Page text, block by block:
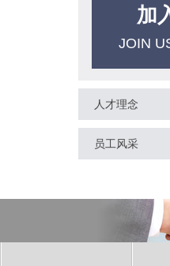
加
JOIN
人才理念
员工风采